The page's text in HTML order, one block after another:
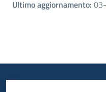
Ultimo aggiornamento: